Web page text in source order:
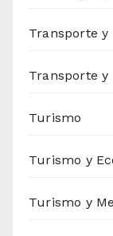
Transporte y
Transporte y
Turismo
Turismo y
Turismo y